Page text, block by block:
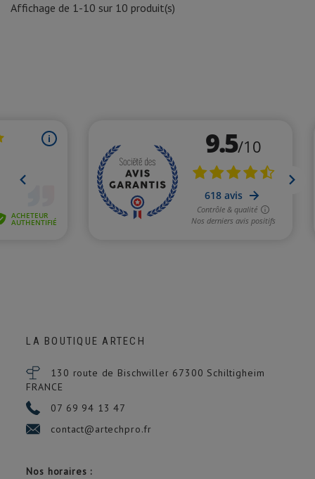
Affichage de 1-10 sur 10 produit(s)
LA BOUTIQUE ARTECH
130 route de Bischwiller 67300 Schiltigheim
FRANCE
07 69 94 13 47
contact@artechpro.fr
Nos horaires :